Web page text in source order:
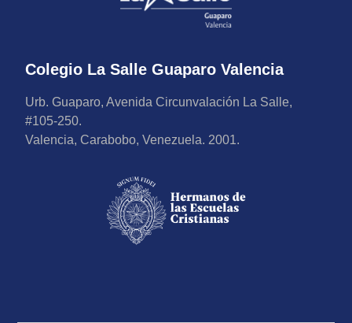
Colegio La Salle Guaparo Valencia
Urb. Guaparo, Avenida Circunvalación La Salle,
#105-250.
Valencia, Carabobo, Venezuela. 2001.